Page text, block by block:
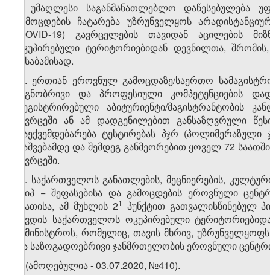
2. უმაღლესი საგანმანათლებლო დაწესებულება
გამოცდების ჩატარება უზრუნველყოს
(COVID-19) გავრცელების თავიდან აცილების
ოკუპირებული ტერიტორიებიდან დევნილთა,
შესაბამისად.
. ერთიან ეროვნულ გამოცდაზე/საერთო
საგნობრივი და პროფესიული კომპეტენციების
რეგისტრირებული აბიტურიენტი/მაგისტრანტობის
სივრცეში ან ამ დადგენილებით განსაზღვრული
დაექვემდებარება ტესტირებას პჯრ
დაშვებამდე და შემდეგ განმეორებით ყოველ 72
სივრცეში.
. საქართველოს განათლების, მეცნიერების,
სსიპ − შეფასებისა და გამოცდების ეროვნული
საათისა, ამ მუხლის 2​1 პუნქტით გათვალისწინებულ
აწვდის საქართველოს ოკუპირებული
სამინისტროს, რომელიც, თავის მხრივ,
და საზოგადოებრივი ჯანმრთელობის ეროვნული
3. (ამოღებულია - 03.07.2020, №410).